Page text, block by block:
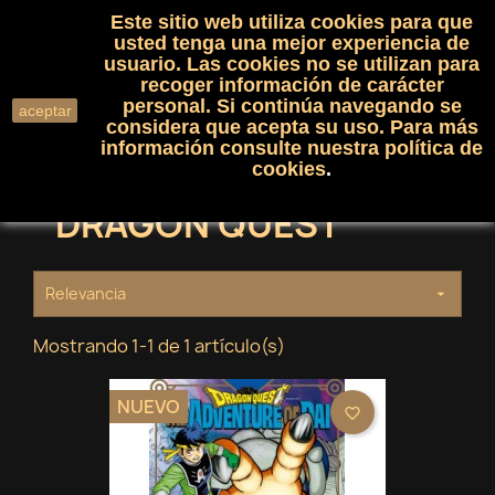
shopping_cart(0)

search
DRAGON QUEST
Relevancia 
Mostrando 1-1 de 1 artículo(s)
NUEVO favorite_border
aceptar
Este sitio web utiliza cookies para que
usted tenga una mejor experiencia de
usuario. Las cookies no se utilizan para
recoger información de carácter
personal. Si continúa navegando se
considera que acepta su uso. Para más
información consulte nuestra política de
cookies.